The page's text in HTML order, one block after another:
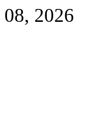
08, 2026